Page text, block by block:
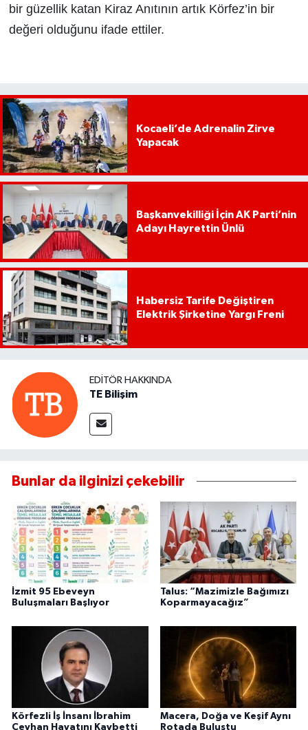
bir güzellik katan Kiraz Anıtının artık Körfez’in bir
değeri olduğunu ifade ettiler.
Kocaeli’de Adrenalin Zirve
Yapacak
Başkanvekilliği İçin AK Parti’nin
Adayı Hayrettin Ünlü
Habersiz Tarife Değiştiren
Elektrik Şirketine Yargı Freni
EDITÖR HAKKINDA
TE Bilişim
Bunlar da ilginizi çekebilir
İzmit 95 Ebeveyn
Buluşmaları Başlıyor
Talus: “Mazimizle Bağımızı
Koparmayacağız”
Körfezli İş İnsanı İbrahim
Ceyhan Hayatını Kaybetti
Macera, Doğa ve Keşif Aynı
Rotada Buluştu